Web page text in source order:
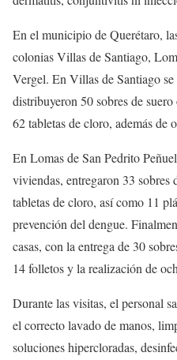
En el municipio de Querétaro,
colonias Villas de Santiago,
Vergel. En Villas de Santiago
distribuyeron 50 sobres de
62 tabletas de cloro, además de
En Lomas de San Pedrito
viviendas, entregaron 33
tabletas de cloro, así como 11
prevención del dengue.
casas, con la entrega de 30
14 folletos y la realización de
Durante las visitas, el personal
el correcto lavado de manos,
soluciones hipercloradas,